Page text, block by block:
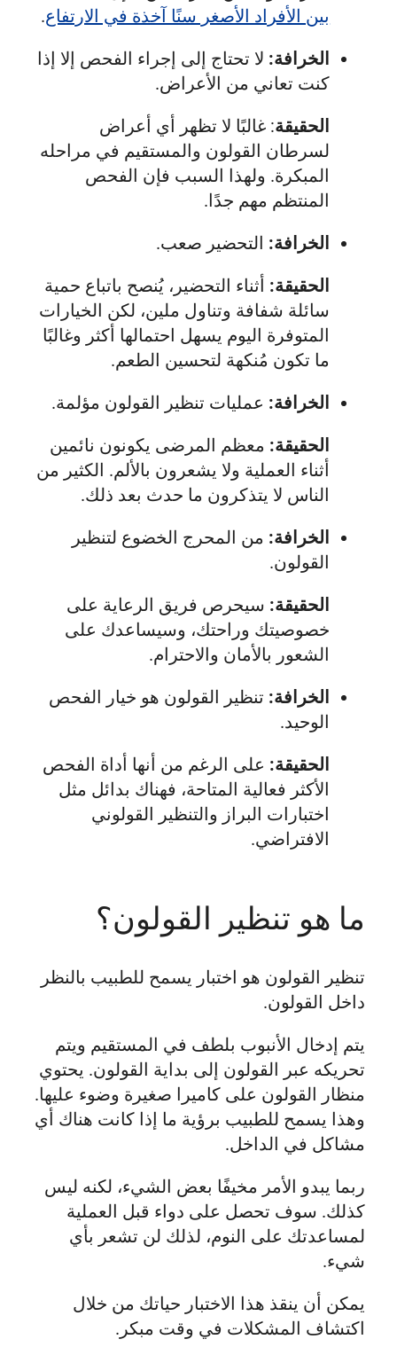
بين الأفراد الأصغر سنًا آخذة في الارتفاع.
الخرافة: لا تحتاج إلى إجراء الفحص إلا إذا
كنت تعاني من الأعراض.
الحقيقة: غالبًا لا تظهر أي أعراض
لسرطان القولون والمستقيم في مراحله
المبكرة. ولهذا السبب فإن الفحص
المنتظم مهم جدًا.
الخرافة: التحضير صعب.
الحقيقة: أثناء التحضير، يُنصح باتباع حمية
سائلة شفافة وتناول ملين، لكن الخيارات
المتوفرة اليوم يسهل احتمالها أكثر وغالبًا
ما تكون مُنكهة لتحسين الطعم.
الخرافة: عمليات تنظير القولون مؤلمة.
الحقيقة: معظم المرضى يكونون نائمين
أثناء العملية ولا يشعرون بالألم. الكثير من
الناس لا يتذكرون ما حدث بعد ذلك.
الخرافة: من المحرج الخضوع لتنظير
القولون.
الحقيقة: سيحرص فريق الرعاية على
خصوصيتك وراحتك، وسيساعدك على
الشعور بالأمان والاحترام.
الخرافة: تنظير القولون هو خيار الفحص
الوحيد.
الحقيقة: على الرغم من أنها أداة الفحص
الأكثر فعالية المتاحة، فهناك بدائل مثل
اختبارات البراز والتنظير القولوني
الافتراضي.
ما هو تنظير القولون؟
تنظير القولون هو اختبار يسمح للطبيب بالنظر
داخل القولون.
يتم إدخال الأنبوب بلطف في المستقيم ويتم
تحريكه عبر القولون إلى بداية القولون. يحتوي
منظار القولون على كاميرا صغيرة وضوء عليها.
وهذا يسمح للطبيب برؤية ما إذا كانت هناك أي
مشاكل في الداخل.
ربما يبدو الأمر مخيفًا بعض الشيء، لكنه ليس
كذلك. سوف تحصل على دواء قبل العملية
لمساعدتك على النوم، لذلك لن تشعر بأي
شيء.
يمكن أن ينقذ هذا الاختبار حياتك من خلال
اكتشاف المشكلات في وقت مبكر.